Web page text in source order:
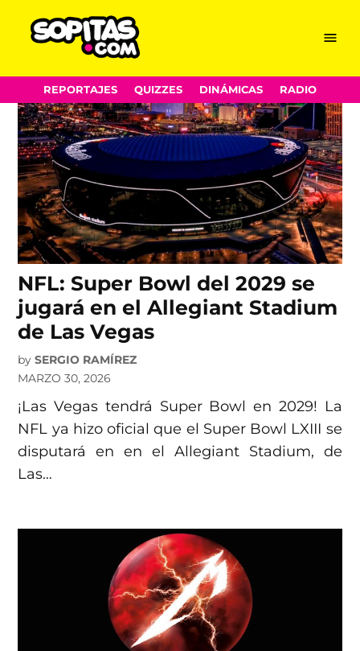
content
Menu
REPORTAJES QUIZZES DINÁMICAS RADIO
Las Vegas
NFL: Super Bowl del 2029 se
jugará en el Allegiant Stadium
de Las Vegas
by SERGIO RAMÍREZ
MARZO 30, 2026
¡Las Vegas tendrá Super Bowl en 2029! La
NFL ya hizo oficial que el Super Bowl LXIII se
disputará en en el Allegiant Stadium, de
Las…